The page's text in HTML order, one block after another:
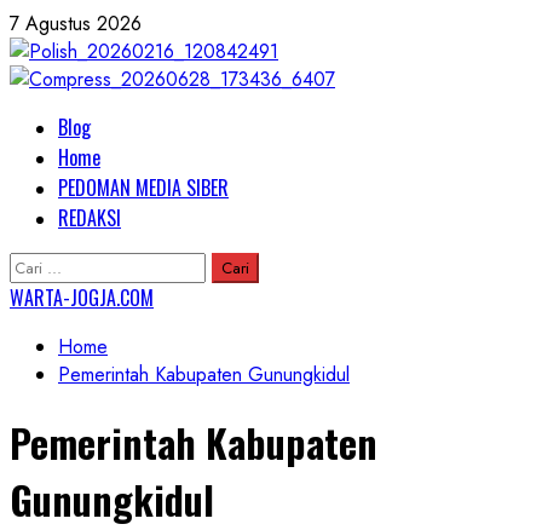
Skip
to
content
7 Agustus 2026
Primary
Menu
Blog
Home
PEDOMAN MEDIA SIBER
REDAKSI
Cari
untuk:
WARTA-JOGJA.COM
Home
Pemerintah Kabupaten Gunungkidul
Pemerintah Kabupaten
Gunungkidul